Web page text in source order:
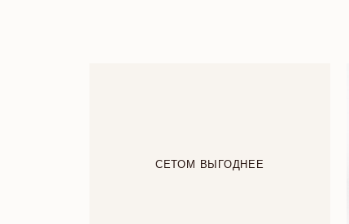
СЕТОМ ВЫГОДНЕЕ